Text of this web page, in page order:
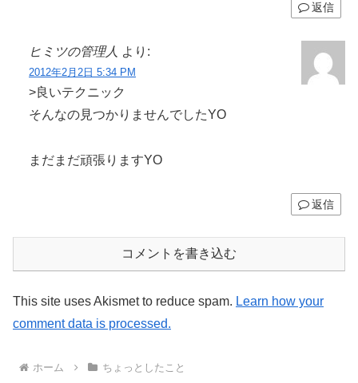
返信
ヒミツの管理人 より:
2012年2月2日 5:34 PM
>良いテクニック
そんなの見つかりませんでしたYO
まだまだ頑張りますYO
返信
コメントを書き込む
This site uses Akismet to reduce spam. Learn how your
comment data is processed.
ホーム ちょっとしたこと